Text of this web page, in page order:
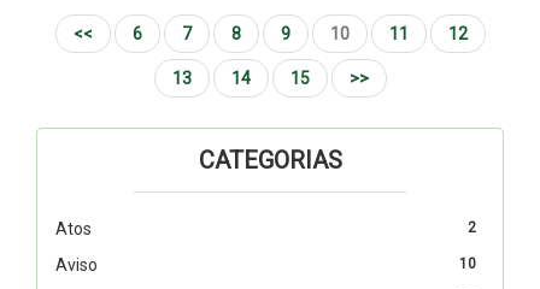
<< 6 7 8 9 10 11 12
13 14 15 >>
CATEGORIAS
2
Atos
10
Aviso